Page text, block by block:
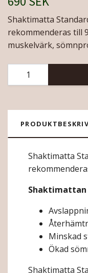
Shaktimatta
rekommenderas till
muskelvärk,
Shaktimatta
Shaktimattan
Minskad
Ökad
Shaktimatta